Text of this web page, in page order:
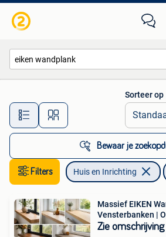
Alle afstanden…
Sorteer op
Bewaar je
Filters Huis en Inrichting
Massief EIKEN
Vensterbanken |
Zie omschrijving